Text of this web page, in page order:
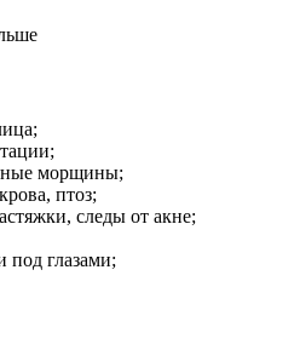
морщины;
птоз;
следы от акне;
глазами;